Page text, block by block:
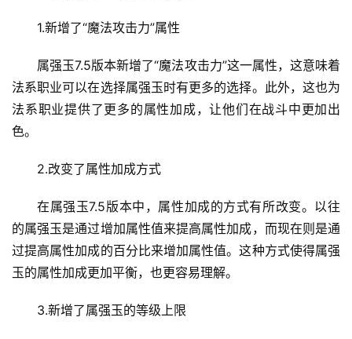
1.新增了“魔法攻击力”属性
属强玉7.5版本新增了“魔法攻击力”这一属性，这意味着
法系职业可以在选择属强玉时有更多的选择。此外，这也为
法系职业提供了更多的属性加成，让他们在战斗中更加出
色。
2.改变了属性加成方式
在属强玉7.5版本中，属性加成的方式有所改变。以往
的属强玉是通过增加属性值来提高属性加成，而现在则是通
过提高属性加成的百分比来增加属性值。这种方式使得属强
玉的属性加成更加平衡，也更容易理解。
3.新增了属强玉的等级上限